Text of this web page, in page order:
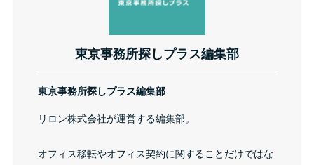
東京事務所探しプラス編集部
東京事務所探しプラス編集部
リロン株式会社が運営する編集部。
オフィス移転やオフィス契約に関することだけではな